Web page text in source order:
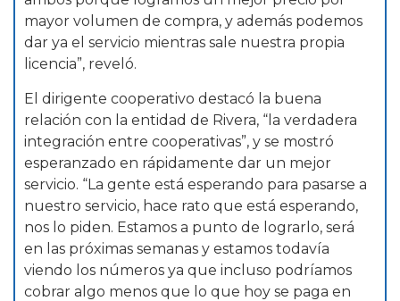
mayor volumen de compra, y además podemos
dar ya el servicio mientras sale nuestra propia
licencia”, reveló.
El dirigente cooperativo destacó la buena
relación con la entidad de Rivera, “la verdadera
integración entre cooperativas”, y se mostró
esperanzado en rápidamente dar un mejor
servicio. “La gente está esperando para pasarse a
nuestro servicio, hace rato que está esperando,
nos lo piden. Estamos a punto de lograrlo, será
en las próximas semanas y estamos todavía
viendo los números ya que incluso podríamos
cobrar algo menos que lo que hoy se paga en